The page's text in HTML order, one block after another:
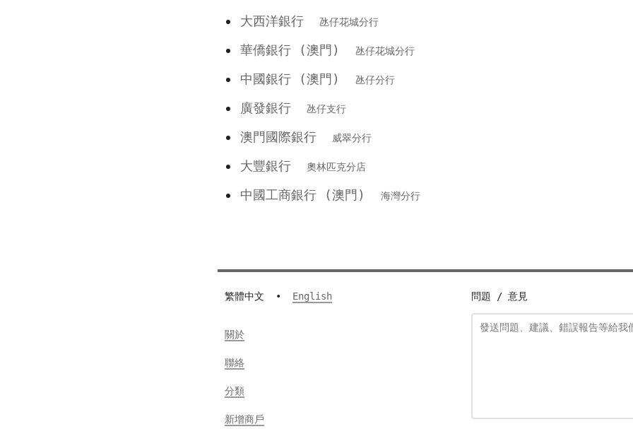
大西洋銀行 氹仔花城分行
華僑銀行 (澳門) 氹仔花城分行
中國銀行 (澳門) 氹仔分行
廣發銀行 氹仔支行
澳門國際銀行 威翠分行
大豐銀行 奧林匹克分店
中國工商銀行 (澳門) 海灣分行
繁體中文 • English
關於
聯絡
分類
新增商戶
問題 / 意見